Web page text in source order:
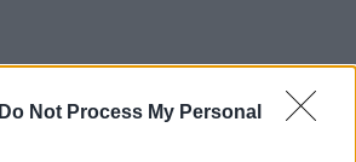
Do Not Process My Personal